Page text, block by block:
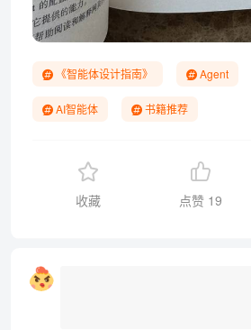
《智能体设计指南》 Agent
AI智能体 书籍推荐
收藏 点赞 19